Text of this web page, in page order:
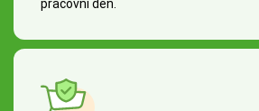
pracovní den.